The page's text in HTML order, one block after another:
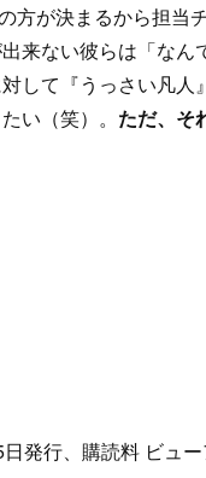
方が決まるから担当
来ない彼らは「な
して『うっさい凡
い（笑）。 ただ、そ
発行、購読料 ビュ